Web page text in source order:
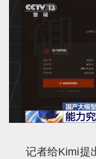
记者给Kimi提